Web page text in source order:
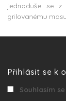
jednoduše se
grilovanému
Přihlásit se k
Souhlasím se